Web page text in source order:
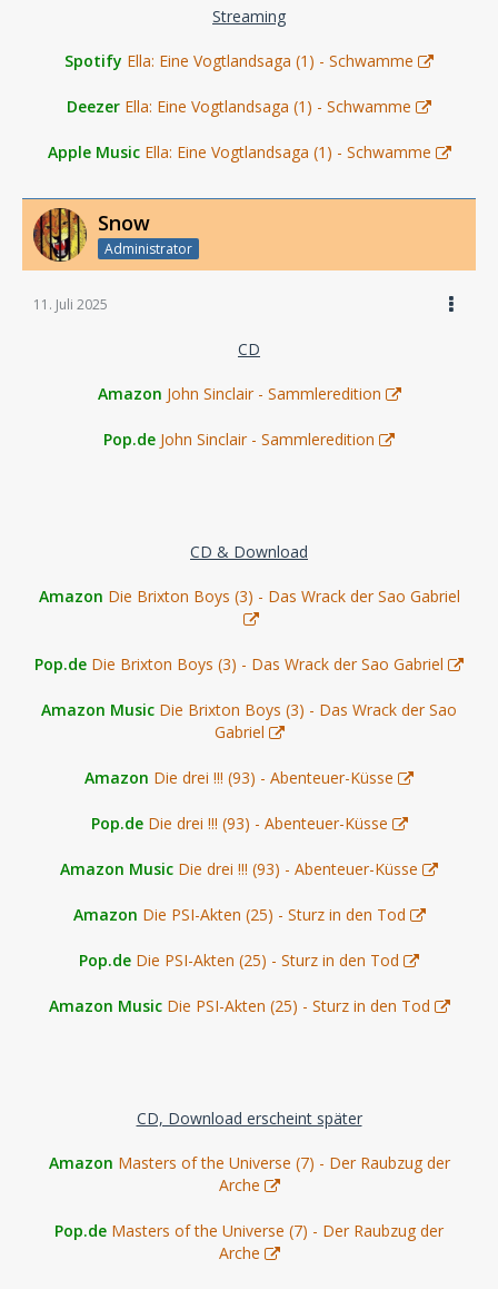
Streaming
Spotify Ella: Eine Vogtlandsaga (1) - Schwamme
Deezer Ella: Eine Vogtlandsaga (1) - Schwamme
Apple Music Ella: Eine Vogtlandsaga (1) - Schwamme
Snow
Administrator
11. Juli 2025
CD
Amazon John Sinclair - Sammleredition
Pop.de John Sinclair - Sammleredition
CD & Download
Amazon Die Brixton Boys (3) - Das Wrack der Sao Gabriel
Pop.de Die Brixton Boys (3) - Das Wrack der Sao Gabriel
Amazon Music Die Brixton Boys (3) - Das Wrack der Sao
Gabriel
Amazon Die drei !!! (93) - Abenteuer-Küsse
Pop.de Die drei !!! (93) - Abenteuer-Küsse
Amazon Music Die drei !!! (93) - Abenteuer-Küsse
Amazon Die PSI-Akten (25) - Sturz in den Tod
Pop.de Die PSI-Akten (25) - Sturz in den Tod
Amazon Music Die PSI-Akten (25) - Sturz in den Tod
CD, Download erscheint später
Amazon Masters of the Universe (7) - Der Raubzug der
Arche
Pop.de Masters of the Universe (7) - Der Raubzug der
Arche